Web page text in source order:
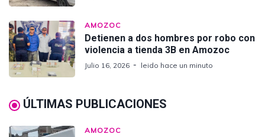
AMOZOC
Detienen a dos hombres por robo con
violencia a tienda 3B en Amozoc
Julio 16, 2026 leido hace un minuto
ÚLTIMAS PUBLICACIONES
AMOZOC